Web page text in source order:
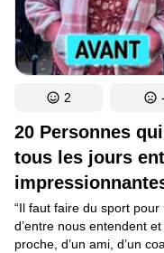
20 Personnes
tous les jours
“Il faut faire du sport
d’entre nous entendent
proche, d’un ami, d’un
2 -